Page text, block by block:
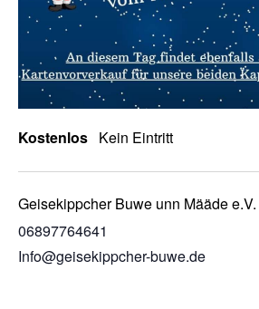
Kostenlos Kein Eintritt
Geisekippcher Buwe unn Määde e.V.
06897764641
Info@geisekippcher-buwe.de